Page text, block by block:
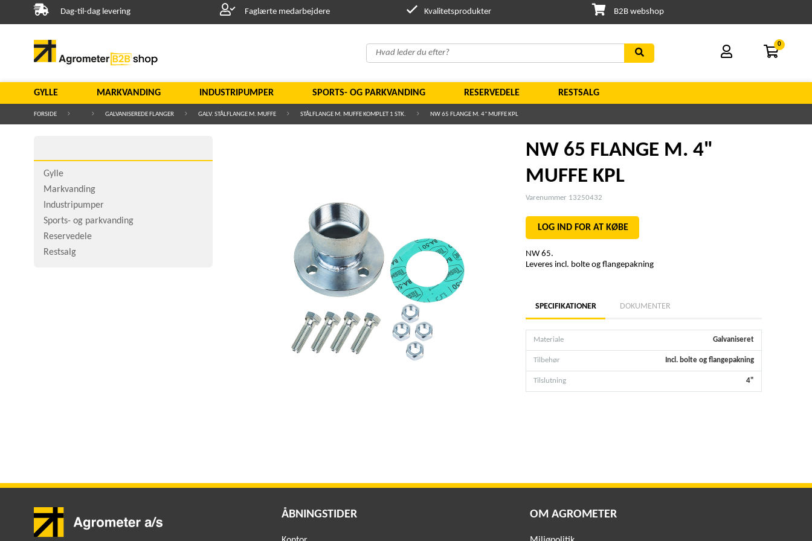
Dag-til-dag levering Faglærte medarbejdere Kvalitetsprodukter B2B webshop
0
GYLLE MARKVANDING INDUSTRIPUMPER SPORTS- OG PARKVANDING RESERVEDELE RESTSALG
FORSIDE GALVANISEREDE FLANGER GALV. STÅLFLANGE M. MUFFE STÅLFLANGE M. MUFFE KOMPLET 1 STK. NW 65 FLANGE M. 4" MUFFE KPL
Gylle
Markvanding
Industripumper
Sports- og parkvanding
Reservedele
Restsalg
NW 65 FLANGE M. 4"
MUFFE KPL
Varenummer 13250432
LOG IND FOR AT KØBE
NW 65.
Leveres incl. bolte og flangepakning
SPECIFIKATIONER DOKUMENTER
Materiale Galvaniseret
Tilbehør Incl. bolte og flangepakning
Tilslutning 4"
ÅBNINGSTIDER OM AGROMETER